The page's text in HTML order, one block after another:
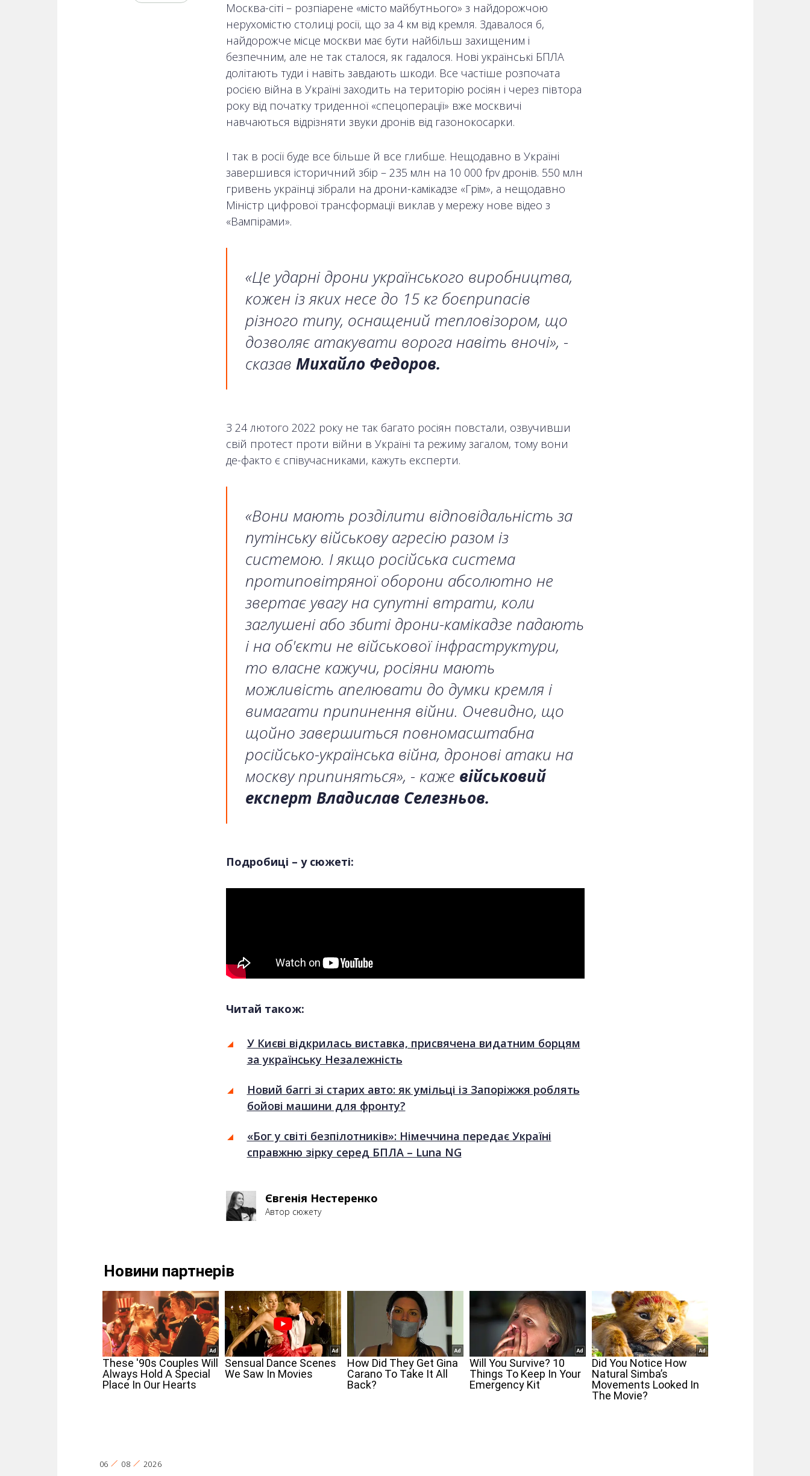
Москва-сіті – розпіарене «місто майбутнього» з найдорожчою
нерухомістю столиці росії, що за 4 км від кремля. Здавалося б,
найдорожче місце москви має бути найбільш захищеним і
безпечним, але не так сталося, як гадалося. Нові українські БПЛА
долітають туди і навіть завдають шкоди. Все частіше розпочата
росією війна в Україні заходить на територію росіян і через півтора
року від початку триденної «спецоперації» вже москвичі
навчаються відрізняти звуки дронів від газонокосарки.
І так в росії буде все більше й все глибше. Нещодавно в Україні
завершився історичний збір – 235 млн на 10 000 fpv дронів. 550 млн
гривень українці зібрали на дрони-камікадзе «Грім», а нещодавно
Міністр цифрової трансформації виклав у мережу нове відео з
«Вампірами».
«Це ударні дрони українського виробництва,
кожен із яких несе до 15 кг боєприпасів
різного типу, оснащений тепловізором, що
дозволяє атакувати ворога навіть вночі», -
сказав Михайло Федоров.
З 24 лютого 2022 року не так багато росіян повстали, озвучивши
свій протест проти війни в Україні та режиму загалом, тому вони
де-факто є співучасниками, кажуть експерти.
«Вони мають розділити відповідальність за
путінську військову агресію разом із
системою. І якщо російська система
протиповітряної оборони абсолютно не
звертає увагу на супутні втрати, коли
заглушені або збиті дрони-камікадзе падають
і на об'єкти не військової інфраструктури,
то власне кажучи, росіяни мають
можливість апелювати до думки кремля і
вимагати припинення війни. Очевидно, що
щойно завершиться повномасштабна
російсько-українська війна, дронові атаки на
москву припиняться», - каже військовий
експерт Владислав Селезньов.
Подробиці – у сюжеті:
Читай також:
У Києві відкрилась виставка, присвячена видатним борцям
за українську Незалежність
Новий баггі зі старих авто: як умільці із Запоріжжя роблять
бойові машини для фронту?
«Бог у світі безпілотників»: Німеччина передає Україні
справжню зірку серед БПЛА – Luna NG
Євгенія Нестеренко
Автор сюжету
06 08 2026